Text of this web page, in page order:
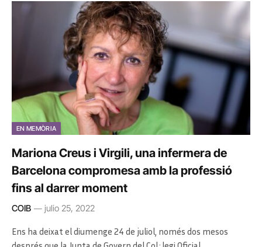
EN MEMÒRIA
Mariona Creus i Virgili, una infermera de
Barcelona compromesa amb la professió
fins al darrer moment
COIB julio 25, 2022
Ens ha deixat el diumenge 24 de juliol, només dos mesos